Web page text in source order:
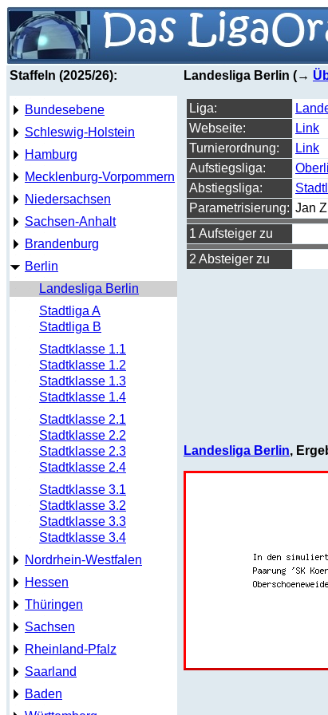
Staffeln (2025/26):
Bundesebene
Schleswig-Holstein
Hamburg
Mecklenburg-Vorpommern
Niedersachsen
Sachsen-Anhalt
Brandenburg
Berlin
Landesliga Berlin
Stadtliga A
Stadtliga B
Stadtklasse 1.1
Stadtklasse 1.2
Stadtklasse 1.3
Stadtklasse 1.4
Stadtklasse 2.1
Stadtklasse 2.2
Stadtklasse 2.3
Stadtklasse 2.4
Stadtklasse 3.1
Stadtklasse 3.2
Stadtklasse 3.3
Stadtklasse 3.4
Nordrhein-Westfalen
Hessen
Thüringen
Sachsen
Rheinland-Pfalz
Saarland
Baden
Landesliga Berlin (→
Liga:
Webseite:
Link
Turnierordnung:
Link
Aufstiegsliga:
Abstiegsliga:
Parametrisierung: Jan
1 Aufsteiger zu
2 Absteiger zu
Landesliga Berlin,